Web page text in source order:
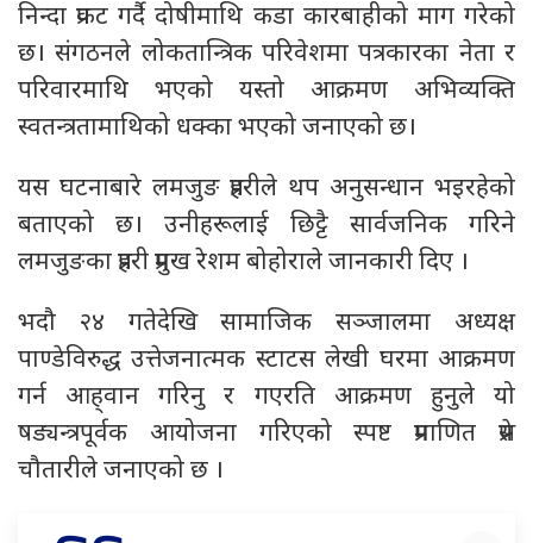
निन्दा प्रकट गर्दै दोषीमाथि कडा कारबाहीको माग गरेको
छ। संगठनले लोकतान्त्रिक परिवेशमा पत्रकारका नेता र
परिवारमाथि भएको यस्तो आक्रमण अभिव्यक्ति
स्वतन्त्रतामाथिको धक्का भएको जनाएको छ।
यस घटनाबारे लमजुङ प्रहरीले थप अनुसन्धान भइरहेको
बताएको छ। उनीहरूलाई छिट्टै सार्वजनिक गरिने
लमजुङका प्रहरी प्रमुख रेशम बोहोराले जानकारी दिए ।
भदौ २४ गतेदेखि सामाजिक सञ्जालमा अध्यक्ष
पाण्डेविरुद्ध उत्तेजनात्मक स्टाटस लेखी घरमा आक्रमण
गर्न आह्‌वान गरिनु र गएरति आक्रमण हुनुले यो
षड्यन्त्रपूर्वक आयोजना गरिएको स्पष्ट प्रमाणित प्रेस
चौतारीले जनाएको छ ।